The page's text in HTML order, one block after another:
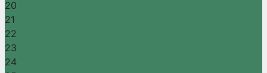
20
21
22
23
24